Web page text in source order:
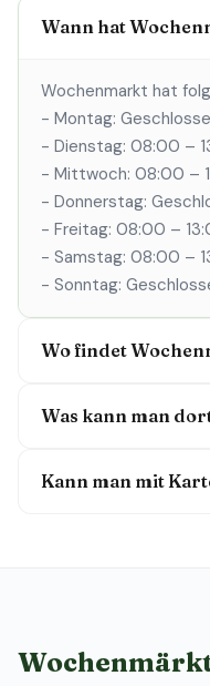
Wann hat
Wochenmarkt hat
- Montag:
- Dienstag: 08:00 –
- Mittwoch: 08:00 –
- Donnerstag:
- Freitag: 08:00 –
- Samstag: 08:00 –
- Sonntag:
Wo findet
Was kann man
Kann man mit